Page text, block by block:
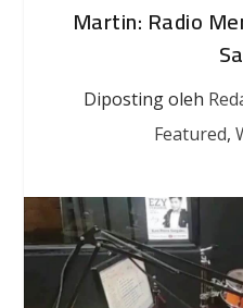
Martin: Radio
Diposting oleh
Featured,